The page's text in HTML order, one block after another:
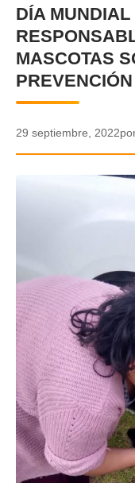
DEPORTES
ENTRETENIMIENTO Y
POLICIAL
APP MÓVIL
DÍA
MASCOTAS
PREVENCIÓN
29 septiembre, 2022